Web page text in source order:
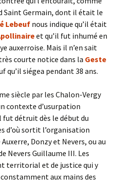
Saint Germain, dont il était le
Lebeuf nous indique qu’il était
et qu’il fut inhumé en
auxerroise. Mais il n’en sait
courte notice dans la Geste
qu’il siégea pendant 38 ans.
siècle par les Chalon-Vergy
contexte d’usurpation
fut détruit dès le début du
d’où sortit l’organisation
Donzy et Nevers, ou au
Nevers Guillaume III. Les
territorial et de justice qui y
aux mains des